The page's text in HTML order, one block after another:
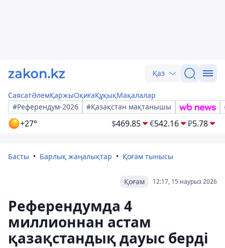
Қаз
СаясатӘлемҚаржыОқиғаҚұқықМақалалар
#Референдум-2026
#Қазақстан мақтанышы
+27° $469.85 €542.16 ₽5.78
Басты Барлық жаңалықтар Қоғам тынысы
12:17, 15 наурыз 2026
Қоғам
Референдумда 4
миллионнан астам
қазақстандық дауыс берді